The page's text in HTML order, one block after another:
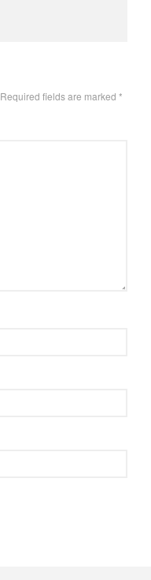
Required fields are marked *